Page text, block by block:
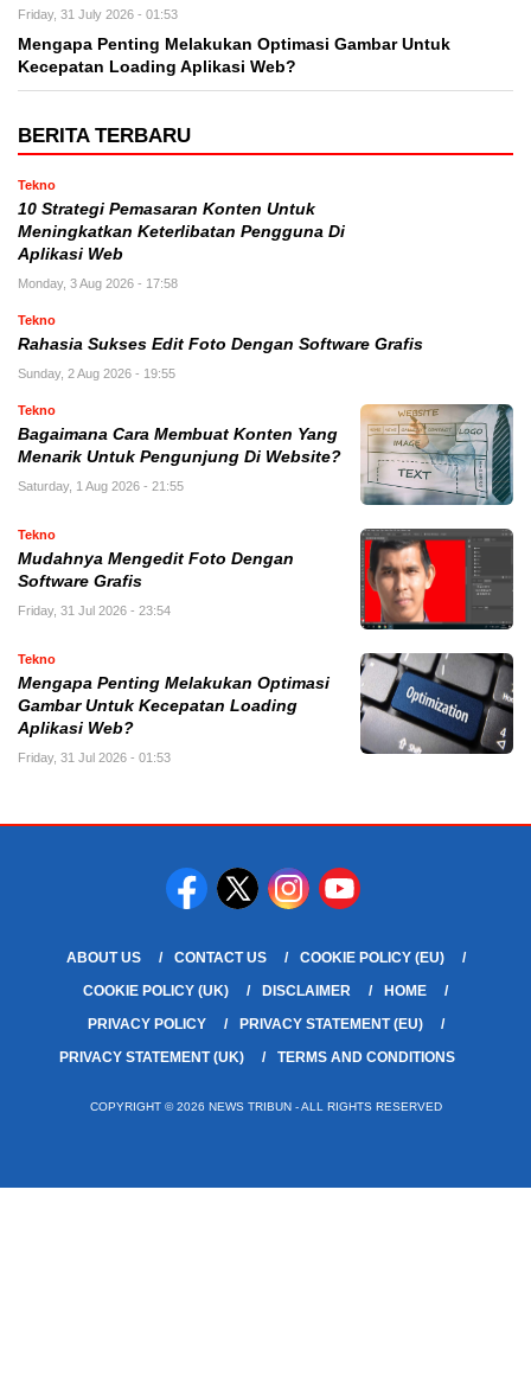
Friday, 31 July 2026 - 01:53
Mengapa Penting Melakukan Optimasi Gambar Untuk
Kecepatan Loading Aplikasi Web?
BERITA TERBARU
Tekno
10 Strategi Pemasaran Konten Untuk
Meningkatkan Keterlibatan Pengguna Di
Aplikasi Web
Monday, 3 Aug 2026 - 17:58
Tekno
Rahasia Sukses Edit Foto Dengan Software Grafis
Sunday, 2 Aug 2026 - 19:55
Tekno
Bagaimana Cara Membuat Konten Yang
Menarik Untuk Pengunjung Di Website?
Saturday, 1 Aug 2026 - 21:55
Tekno
Mudahnya Mengedit Foto Dengan
Software Grafis
Friday, 31 Jul 2026 - 23:54
Tekno
Mengapa Penting Melakukan Optimasi
Gambar Untuk Kecepatan Loading
Aplikasi Web?
Friday, 31 Jul 2026 - 01:53
ABOUT US CONTACT US
COOKIE POLICY (EU)
COOKIE POLICY (UK)
DISCLAIMER
HOME
PRIVACY POLICY
PRIVACY STATEMENT (EU)
PRIVACY STATEMENT (UK)
TERMS AND CONDITIONS
COPYRIGHT © 2026 NEWS TRIBUN - ALL RIGHTS RESERVED